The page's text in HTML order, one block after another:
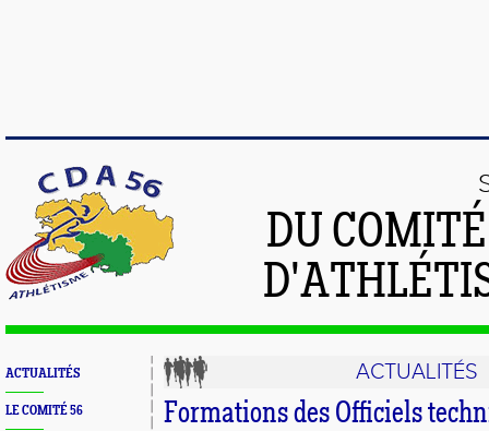
DU
ACTUALITÉS
LE COMITÉ 56
ACTUALITÉS
Formations des Officiels